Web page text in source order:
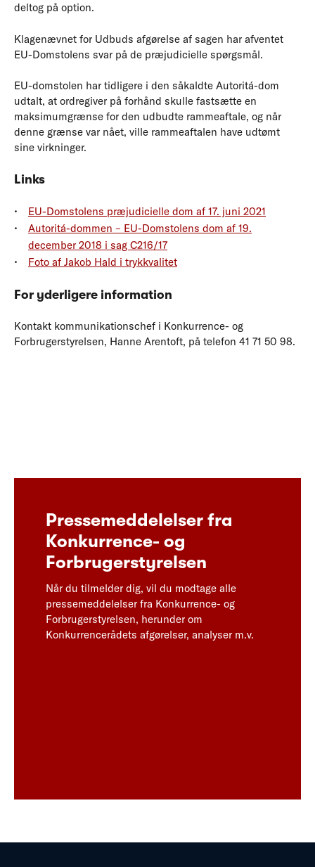
deltog på option.
Klagenævnet for Udbuds afgørelse af sagen har afventet
EU-Domstolens svar på de præjudicielle spørgsmål.
EU-domstolen har tidligere i den såkaldte Autoritá-dom
udtalt, at ordregiver på forhånd skulle fastsætte en
maksimumgrænse for den udbudte rammeaftale, og når
denne grænse var nået, ville rammeaftalen have udtømt
sine virkninger.
Links
EU-Domstolens præjudicielle dom af 17. juni 2021
Autoritá-dommen – EU-Domstolens dom af 19.
december 2018 i sag C216/17
Foto af Jakob Hald i trykkvalitet
For yderligere information
Kontakt kommunikationschef i Konkurrence- og
Forbrugerstyrelsen, Hanne Arentoft, på telefon 41 71 50 98.
Pressemeddelelser fra
Konkurrence- og
Forbrugerstyrelsen
Når du tilmelder dig, vil du modtage alle
pressemeddelelser fra Konkurrence- og
Forbrugerstyrelsen, herunder om
Konkurrencerådets afgørelser, analyser m.v.